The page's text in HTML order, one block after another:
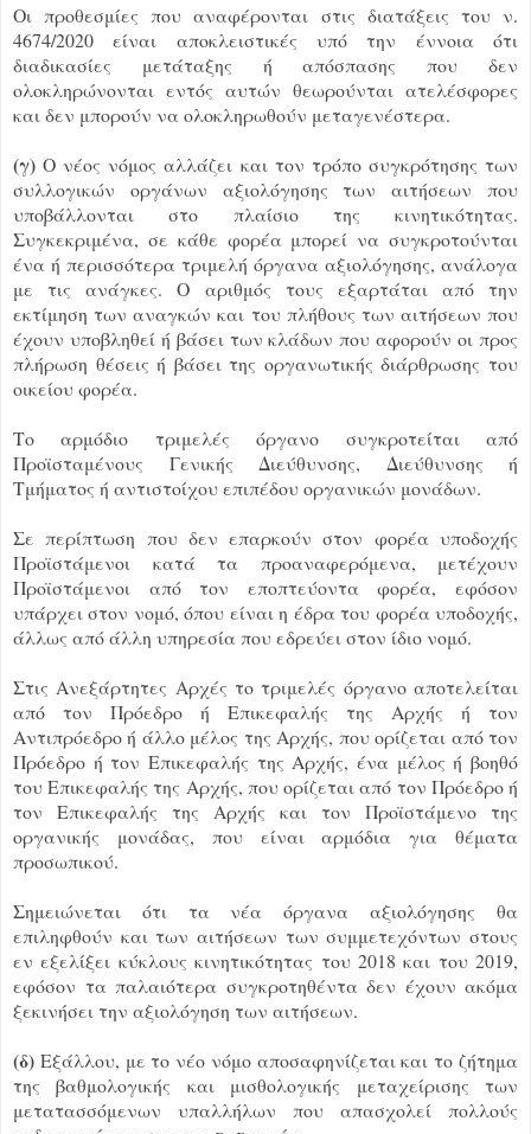
Οι προθεσμίες που αναφέρονται στις διατάξεις του ν.
4674/2020 είναι αποκλειστικές υπό την έννοια ότι
διαδικασίες μετάταξης ή απόσπασης που δεν
ολοκληρώνονται εντός αυτών θεωρούνται ατελέσφορες
και δεν μπορούν να ολοκληρωθούν μεταγενέστερα.
(γ) Ο νέος νόμος αλλάζει και τον τρόπο συγκρότησης των
συλλογικών οργάνων αξιολόγησης των αιτήσεων που
υποβάλλονται στο πλαίσιο της κινητικότητας.
Συγκεκριμένα, σε κάθε φορέα μπορεί να συγκροτούνται
ένα ή περισσότερα τριμελή όργανα αξιολόγησης, ανάλογα
με τις ανάγκες. Ο αριθμός τους εξαρτάται από την
εκτίμηση των αναγκών και του πλήθους των αιτήσεων που
έχουν υποβληθεί ή βάσει των κλάδων που αφορούν οι προς
πλήρωση θέσεις ή βάσει της οργανωτικής διάρθρωσης του
οικείου φορέα.
Το αρμόδιο τριμελές όργανο συγκροτείται από
Προϊσταμένους Γενικής Διεύθυνσης, Διεύθυνσης ή
Τμήματος ή αντιστοίχου επιπέδου οργανικών μονάδων.
Σε περίπτωση που δεν επαρκούν στον φορέα υποδοχής
Προϊστάμενοι κατά τα προαναφερόμενα, μετέχουν
Προϊστάμενοι από τον εποπτεύοντα φορέα, εφόσον
υπάρχει στον νομό, όπου είναι η έδρα του φορέα υποδοχής,
άλλως από άλλη υπηρεσία που εδρεύει στον ίδιο νομό.
Στις Ανεξάρτητες Αρχές το τριμελές όργανο αποτελείται
από τον Πρόεδρο ή Επικεφαλής της Αρχής ή τον
Αντιπρόεδρο ή άλλο μέλος της Αρχής, που ορίζεται από τον
Πρόεδρο ή τον Επικεφαλής της Αρχής, ένα μέλος ή βοηθό
του Επικεφαλής της Αρχής, που ορίζεται από τον Πρόεδρο ή
τον Επικεφαλής της Αρχής και τον Προϊστάμενο της
οργανικής μονάδας, που είναι αρμόδια για θέματα
προσωπικού.
Σημειώνεται ότι τα νέα όργανα αξιολόγησης θα
επιληφθούν και των αιτήσεων των συμμετεχόντων στους
εν εξελίξει κύκλους κινητικότητας του 2018 και του 2019,
εφόσον τα παλαιότερα συγκροτηθέντα δεν έχουν ακόμα
ξεκινήσει την αξιολόγηση των αιτήσεων.
(δ) Εξάλλου, με το νέο νόμο αποσαφηνίζεται και το ζήτημα
της βαθμολογικής και μισθολογικής μεταχείρισης των
μετατασσόμενων υπαλλήλων που απασχολεί πολλούς